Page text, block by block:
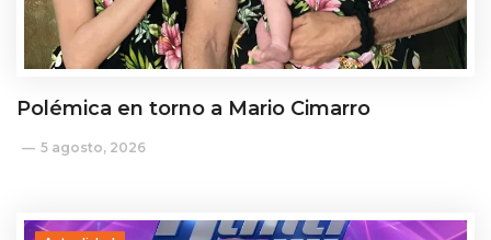
Polémica en torno a Mario Cimarro
5 agosto, 2026